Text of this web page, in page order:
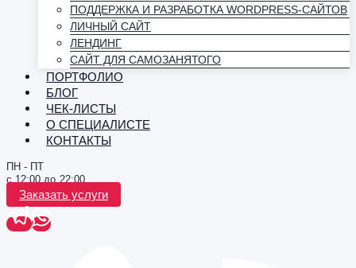
ПОДДЕРЖКА И РАЗРАБОТКА WORDPRESS-САЙТОВ
ЛИЧНЫЙ САЙТ
ЛЕНДИНГ
САЙТ ДЛЯ САМОЗАНЯТОГО
ПОРТФОЛИО
БЛОГ
ЧЕК-ЛИСТЫ
О СПЕЦИАЛИСТЕ
КОНТАКТЫ
ПН - ПТ
с 12:00 до 22:00
Заказать услуги